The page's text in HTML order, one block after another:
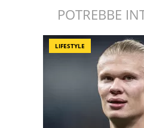
POTREBBE
LIFESTYLE